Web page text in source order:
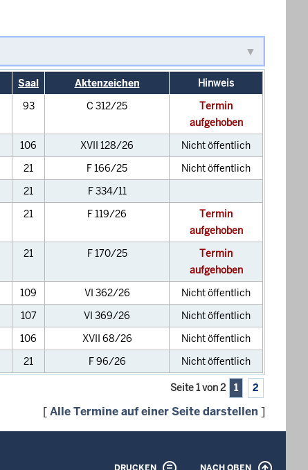
Saal Aktenzeichen
Hinweis
93 C 312/25
Termin
aufgehoben
106 XVII 128/26
Nicht öffentlich
21 F 166/25
Nicht öffentlich
21
F 334/11
21 F 119/26
Termin
aufgehoben
21 F 170/25
Termin
aufgehoben
109 VI 362/26
Nicht öffentlich
107 VI 369/26
Nicht öffentlich
106 XVII 68/26
Nicht öffentlich
21 F 96/26 Nicht öffentlich
Seite 1 von 2 1 2
[Alle Termine auf einer Seite darstellen ]